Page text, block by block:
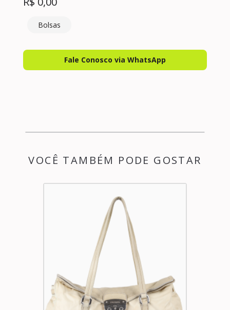
Bolsas
Fale Conosco via WhatsApp
VOCÊ TAMBÉM PODE GOSTAR